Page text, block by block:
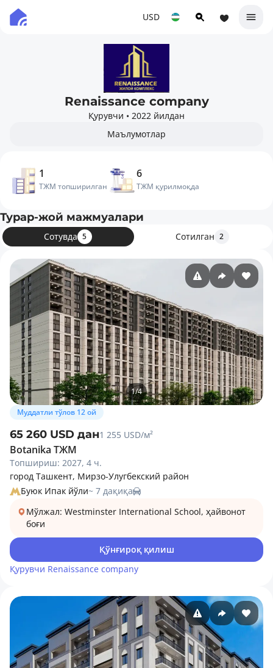
USD
Renaissance company
Қурувчи • 2022 йилдан
Маълумотлар
1
ТЖМ топширилган
6
ТЖМ қурилмоқда
Турар-жой мажмуалари
Сотувда 5 Сотилган 2
1/4
Муддатли тўлов 12 ой
65 260 USD дан1 255 USD/м²
Botanika ТЖМ
Топшириш: 2027, 4 ч.
город Ташкент, Мирзо-Улугбекский район
Буюк Ипак йўли~ 7 дақиқа
Мўлжал: Westminster International School, ҳайвонот
боғи
Қўнғироқ қилиш
Қурувчи Renaissance company